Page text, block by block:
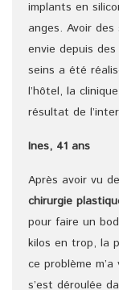
implants en
anges. Avoir
envie depuis
seins a été
l’hôtel, la
résultat de
Ines, 41 ans
Après avoir vu
chirurgie
pour faire un
kilos en trop, la
ce problème
s’est déroulée